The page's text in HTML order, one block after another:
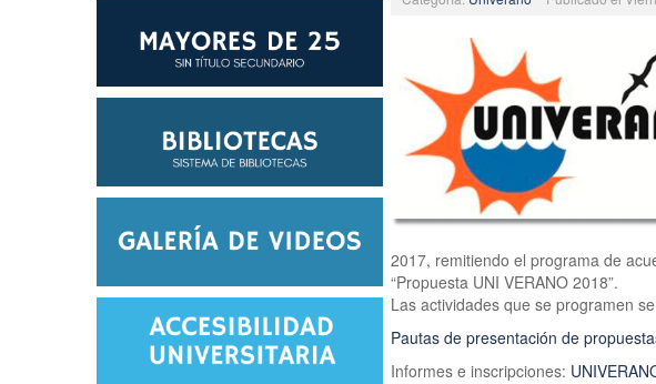
2017, remitiendo el programa de
“Propuesta UNI VERANO 2018”.
Las actividades que se programen
Pautas de presentación de
Informes e inscripciones: